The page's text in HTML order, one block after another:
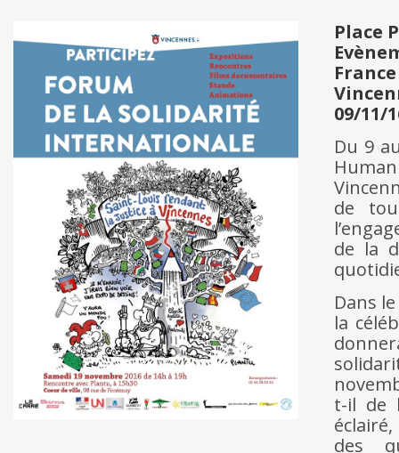
Place
France
09/11/
Du 9
de
de la
Dans
la
t-il de
des